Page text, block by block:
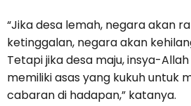
“Jika desa lemah, negara akan
ketinggalan, negara akan
Tetapi jika desa maju, insya-
memiliki asas yang kukuh untuk
cabaran di hadapan,” katanya.